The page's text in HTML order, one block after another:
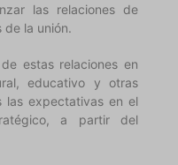
las relaciones de
de la unión.
estas relaciones en
educativo y otras
las expectativas en el
a partir del